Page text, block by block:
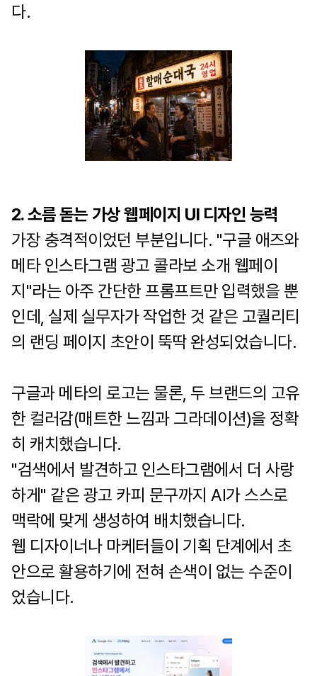
다.
2. 소름 돋는 가상 웹페이지 UI 디자인 능력
가장 충격적이었던 부분입니다. "구글 애즈와
메타 인스타그램 광고 콜라보 소개 웹페이
지"라는 아주 간단한 프롬프트만 입력했을 뿐
인데, 실제 실무자가 작업한 것 같은 고퀄리티
의 랜딩 페이지 초안이 뚝딱 완성되었습니다.
구글과 메타의 로고는 물론, 두 브랜드의 고유
한 컬러감(매트한 느낌과 그라데이션)을 정확
히 캐치했습니다.
"검색에서 발견하고 인스타그램에서 더 사랑
하게" 같은 광고 카피 문구까지 AI가 스스로
맥락에 맞게 생성하여 배치했습니다.
웹 디자이너나 마케터들이 기획 단계에서 초
안으로 활용하기에 전혀 손색이 없는 수준이
었습니다.